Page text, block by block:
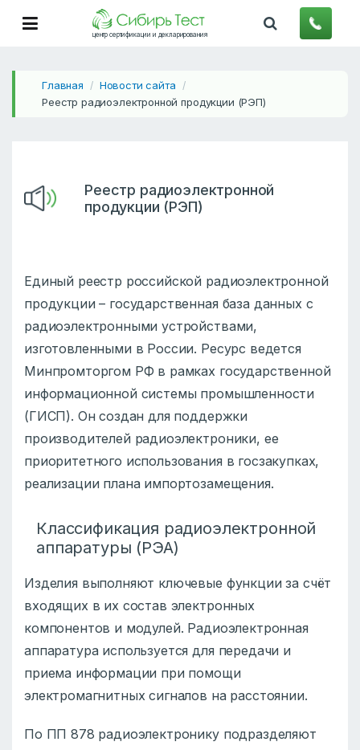
центр сертификации и декларирования
Главная / Новости сайта /
Реестр радиоэлектронной продукции (РЭП)
Реестр радиоэлектронной
продукции (РЭП)
Единый реестр российской радиоэлектронной
продукции – государственная база данных с
радиоэлектронными устройствами,
изготовленными в России. Ресурс ведется
Минпромторгом РФ в рамках государственной
информационной системы промышленности
(ГИСП). Он создан для поддержки
производителей радиоэлектроники, ее
приоритетного использования в госзакупках,
реализации плана импортозамещения.
Классификация радиоэлектронной
аппаратуры (РЭА)
Изделия выполняют ключевые функции за счёт
входящих в их состав электронных
компонентов и модулей. Радиоэлектронная
аппаратура используется для передачи и
приема информации при помощи
электромагнитных сигналов на расстоянии.
По ПП 878 радиоэлектронику подразделяют